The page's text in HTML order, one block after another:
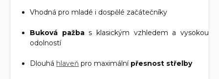
Vhodná pro mladé i dospělé začátečníky
Buková pažbas klasickým vzhledem a vysokou
odolností
Dlouhá hlaveň pro maximální přesnost střelby